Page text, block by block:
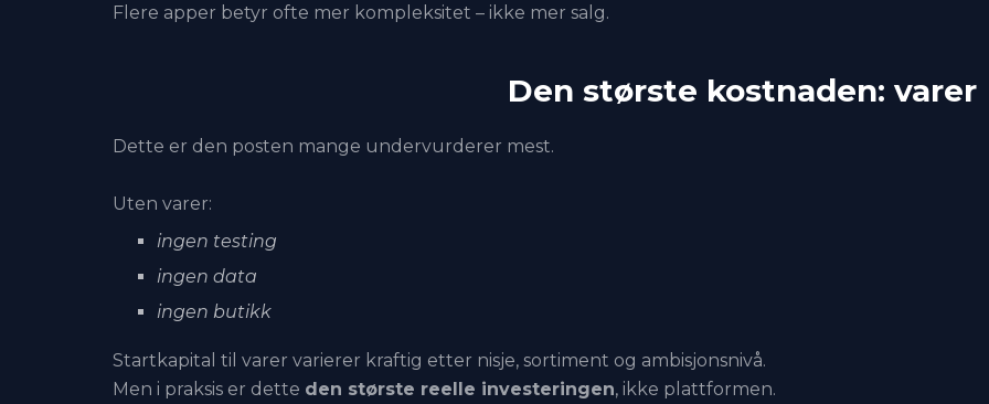
Flere apper betyr ofte mer kompleksitet – ikke mer salg.
Den største kostnaden: varer
Dette er den posten mange undervurderer mest.
Uten varer:
ingen testing
ingen data
ingen butikk
Startkapital til varer varierer kraftig etter nisje, sortiment og ambisjonsnivå.
Men i praksis er dette den største reelle investeringen, ikke plattformen.